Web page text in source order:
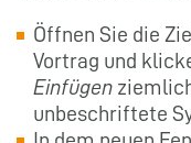
Öffnen Sie die
Vortrag und
Einfügen
unbeschriftete